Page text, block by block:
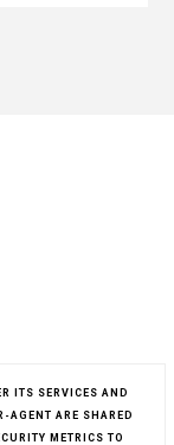
ITS SERVICES AND
AGENT ARE SHARED
METRICS TO